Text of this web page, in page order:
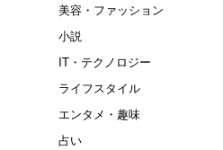
美容・ファッション
小説
IT・テクノロジー
ライフスタイル
エンタメ・趣味
占い